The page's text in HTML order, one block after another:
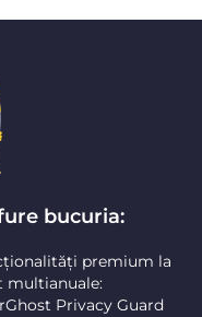
bucuria:
premium la
multianuale:
Privacy Guard